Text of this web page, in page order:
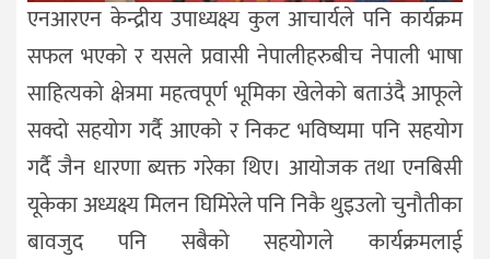
एनआरएन केन्द्रीय उपाध्यक्ष्य कुल आचार्यले पनि कार्यक्रम
सफल भएको र यसले प्रवासी नेपालीहरुबीच नेपाली भाषा
साहित्यको क्षेत्रमा महत्वपूर्ण भूमिका खेलेको बताउंदै आफूले
सक्दो सहयोग गर्दै आएको र निकट भविष्यमा पनि सहयोग
गर्दै जैन धारणा ब्यक्त गरेका थिए। आयोजक तथा एनबिसी
यूकेका अध्यक्ष्य मिलन घिमिरेले पनि निकै थुइउलो चुनौतीका
बावजुद पनि सबैको सहयोगले कार्यक्रमलाई